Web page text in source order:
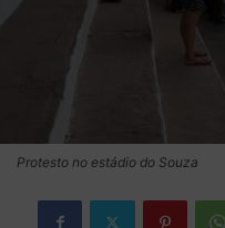
Protesto no estádio do Souza